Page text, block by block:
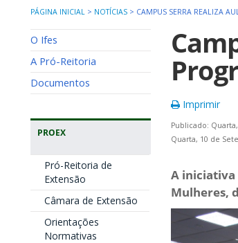
PÁGINA INICIAL > NOTÍCIAS > CAMPUS SERRA REALIZA
O Ifes
A Pró-Reitoria
Documentos
PROEX
Pró-Reitoria de
Extensão
Câmara de Extensão
Orientações
Normativas
Imprimir
Publicado:
Quarta, 10 de
A iniciativa
Mulheres,